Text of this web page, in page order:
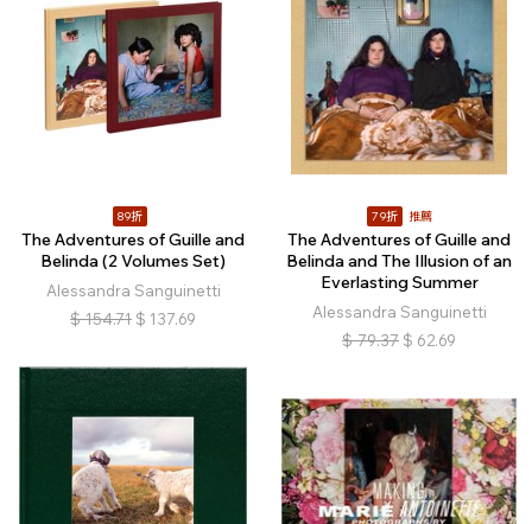
89折
The Adventures of Guille and
Belinda (2 Volumes Set)
Alessandra Sanguinetti
$ 154.71 $ 137.69
79折 推薦
The Adventures of Guille and
Belinda and The Illusion of an
Everlasting Summer
Alessandra Sanguinetti
$ 79.37 $ 62.69